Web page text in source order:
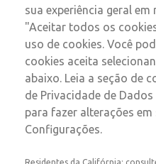
Pesquisa
sua experiência geral
"Aceitar todos os
uso de cookies. Você
cookies aceita
abaixo. Leia a seção de
de Privacidade de
para fazer alterações em
Configurações.